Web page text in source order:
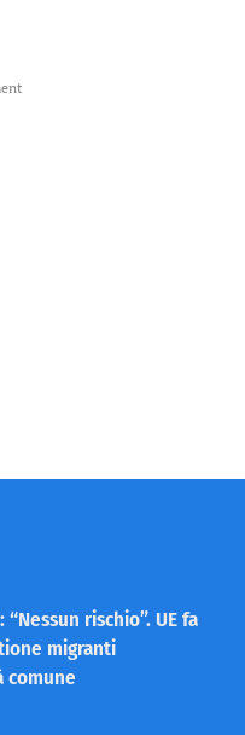
rischio”. UE fa
migranti
comune